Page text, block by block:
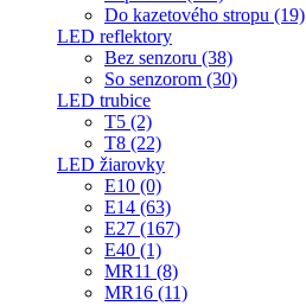
Do kazetového stropu (19)
LED reflektory
Bez senzoru (38)
So senzorom (30)
LED trubice
T5 (2)
T8 (22)
LED žiarovky
E10 (0)
E14 (63)
E27 (167)
E40 (1)
MR11 (8)
MR16 (11)